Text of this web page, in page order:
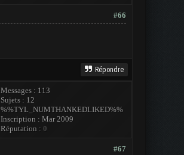
#66
Répondre
Messages : 113
Sujets : 12
%%TYL_NUMTHANKEDLIKED%%
Inscription : Mar 2009
Réputation : 0
#67